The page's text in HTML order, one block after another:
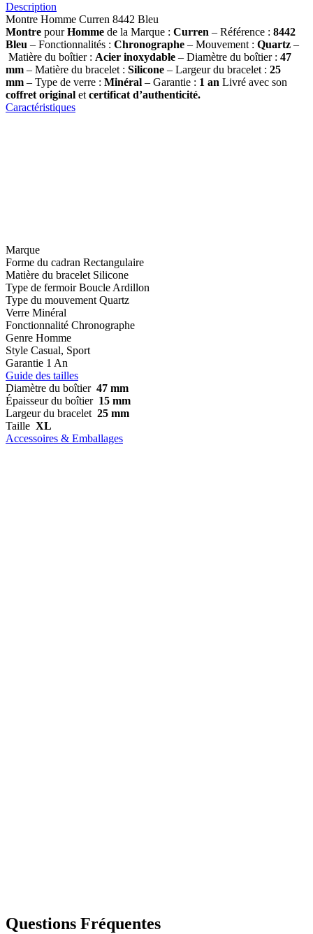
Description
Montre Homme Curren 8442 Bleu
Montre pourHomme de la Marque : Curren – Référence : 8442
Bleu – Fonctionnalités : Chronographe – Mouvement : Quartz –
Matière du boîtier : Acier inoxydable – Diamètre du boîtier : 47
mm – Matière du bracelet : Silicone – Largeur du bracelet : 25
mm – Type de verre : Minéral – Garantie : 1 an Livré avec son
coffret original et certificat d’authenticité.
Caractéristiques
Marque
Forme du cadran Rectangulaire
Matière du bracelet Silicone
Type de fermoir Boucle Ardillon
Type du mouvement Quartz
Verre Minéral
Fonctionnalité Chronographe
Genre Homme
Style Casual, Sport
Garantie 1 An
Guide des tailles
Diamètre du boîtier 47 mm
Épaisseur du boîtier 15 mm
Largeur du bracelet 25 mm
Taille XL
Accessoires & Emballages
Questions Fréquentes